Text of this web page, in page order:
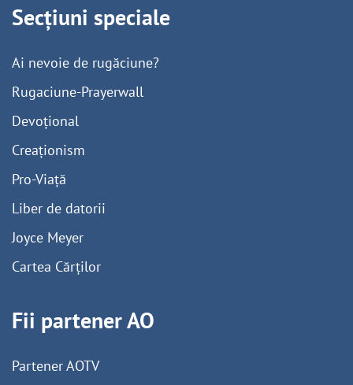
Secțiuni speciale
Ai nevoie de rugăciune?
Rugaciune-Prayerwall
Devoțional
Creaționism
Pro-Viață
Liber de datorii
Joyce Meyer
Cartea Cărților
Fii partener AO
Partener AOTV